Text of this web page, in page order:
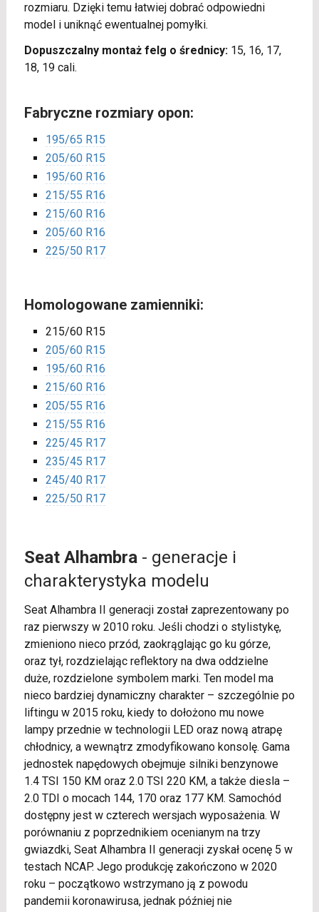
rozmiaru. Dzięki temu łatwiej dobrać odpowiedni
model i uniknąć ewentualnej pomyłki.
Dopuszczalny montaż felg o średnicy:15, 16, 17,
18, 19 cali.
Fabryczne rozmiary opon:
195/65 R15
205/60 R15
195/60 R16
215/55 R16
215/60 R16
205/60 R16
225/50 R17
Homologowane zamienniki:
215/60 R15
205/60 R15
195/60 R16
215/60 R16
205/55 R16
215/55 R16
225/45 R17
235/45 R17
245/40 R17
225/50 R17
Seat Alhambra- generacje i
charakterystyka modelu
Seat Alhambra II generacji został zaprezentowany po
raz pierwszy w 2010 roku. Jeśli chodzi o stylistykę,
zmieniono nieco przód, zaokrąglając go ku górze,
oraz tył, rozdzielając reflektory na dwa oddzielne
duże, rozdzielone symbolem marki. Ten model ma
nieco bardziej dynamiczny charakter – szczególnie po
liftingu w 2015 roku, kiedy to dołożono mu nowe
lampy przednie w technologii LED oraz nową atrapę
chłodnicy, a wewnątrz zmodyfikowano konsolę. Gama
jednostek napędowych obejmuje silniki benzynowe
1.4 TSI 150 KM oraz 2.0 TSI 220 KM, a także diesla –
2.0 TDI o mocach 144, 170 oraz 177 KM. Samochód
dostępny jest w czterech wersjach wyposażenia. W
porównaniu z poprzednikiem ocenianym na trzy
gwiazdki, Seat Alhambra II generacji zyskał ocenę 5 w
testach NCAP. Jego produkcję zakończono w 2020
roku – początkowo wstrzymano ją z powodu
pandemii koronawirusa, jednak później nie